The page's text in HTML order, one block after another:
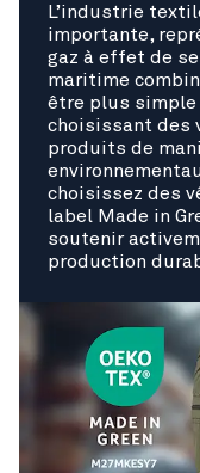
L’industrie
importante,
gaz à effet de
maritime
être plus simple
choisissant des
produits de
choisissez des
label Made in
soutenir
production